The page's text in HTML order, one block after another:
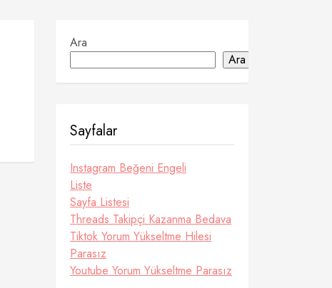
Ara
Ara
Sayfalar
Instagram Beğeni Engeli
Liste
Sayfa Listesi
Threads Takipçi Kazanma Bedava
Tiktok Yorum Yükseltme Hilesi
Parasız
Youtube Yorum Yükseltme Parasız